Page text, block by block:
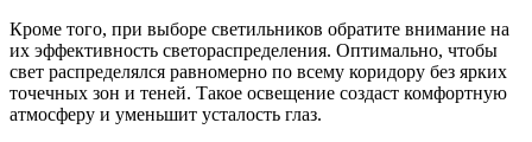
Кроме того, при выборе светильников обратите внимание на
их эффективность светораспределения. Оптимально, чтобы
свет распределялся равномерно по всему коридору без ярких
точечных зон и теней. Такое освещение создаст комфортную
атмосферу и уменьшит усталость глаз.